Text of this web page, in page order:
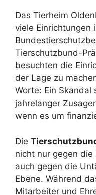
Das Tierheim
viele Einrichtungen
Tierschutzbund-
besuchten die
der Lage zu
Worte: Ein
jahrelanger
wenn es um
Die
nicht nur gegen
auch gegen die
Ebene. Während
Mitarbeiter und